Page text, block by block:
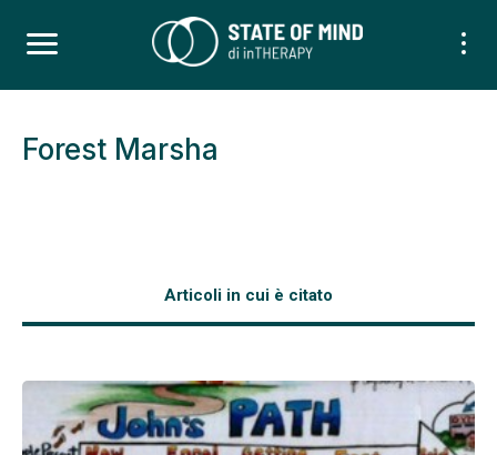
Forest Marsha
Articoli in cui è citato